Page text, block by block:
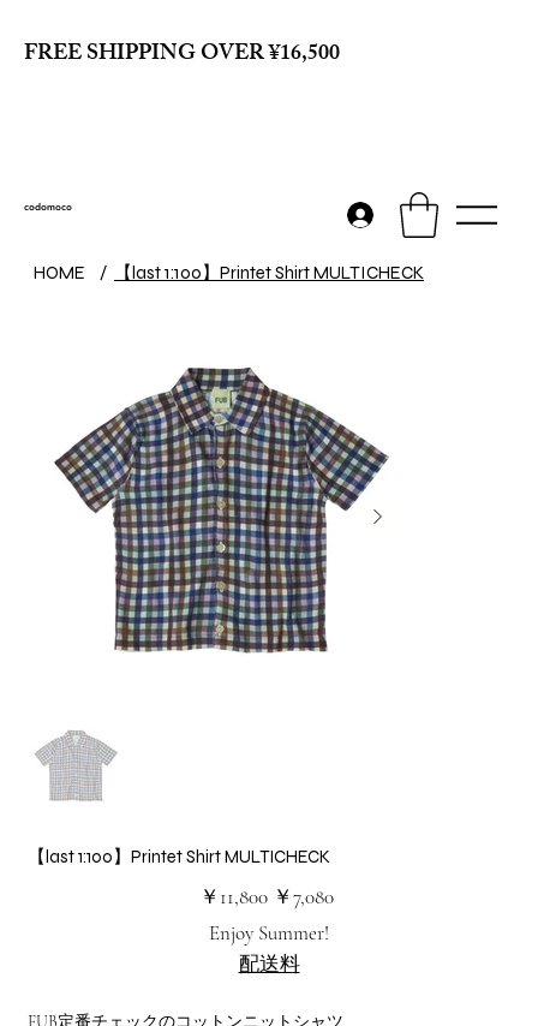
FREE SHIPPING OVER ¥16,500
codomoco
HOME / 【last 1:100】Printet Shirt MULTICHECK
【last 1:100】Printet Shirt MULTICHECK
元
の
￥11,800
セ
ー
価
格
￥7,080
Enjoy Summer!
配送料
FUB定番チェックのコットンニットシャツ